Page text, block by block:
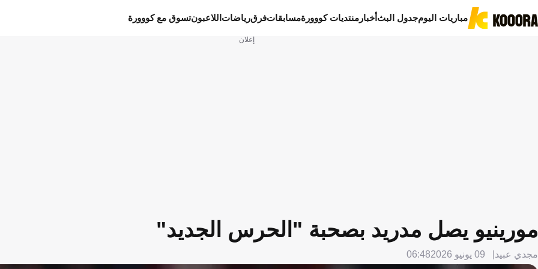
مباريات اليومجدول البثأخبار منتديات كووورةمسابقاتفرقرياضات اللاعبونتسوق مع كووورة
إعلان
مورينيو يصل مدريد بصحبة "الحرس الجديد"
مجدي عبيد 09 يونيو 2026 06:48